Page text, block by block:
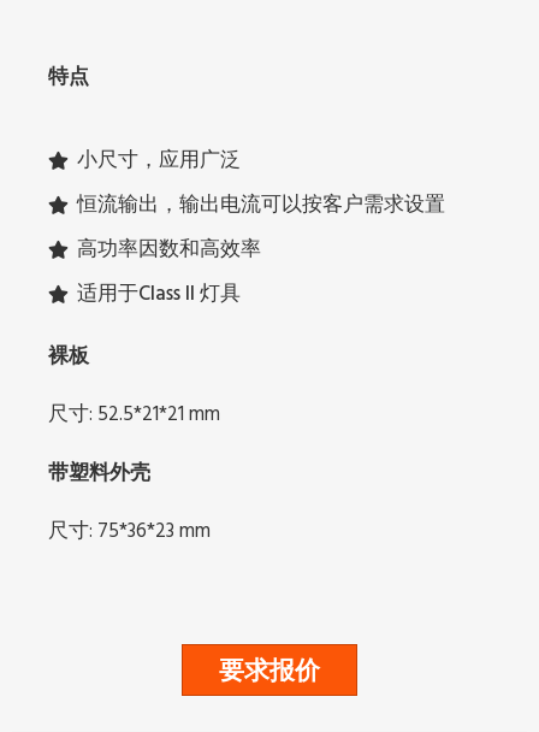
特点
小尺寸，应用广泛
恒流输出，输出电流可以按客户需求设置
高功率因数和高效率
适用于Class II 灯具
裸板
尺寸: 52.5*21*21 mm
带塑料外壳
尺寸: 75*36*23 mm
要求报价